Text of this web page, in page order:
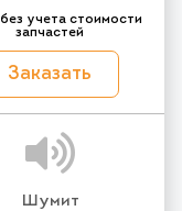
учета стоимости
запчастей
Заказать
Шумит